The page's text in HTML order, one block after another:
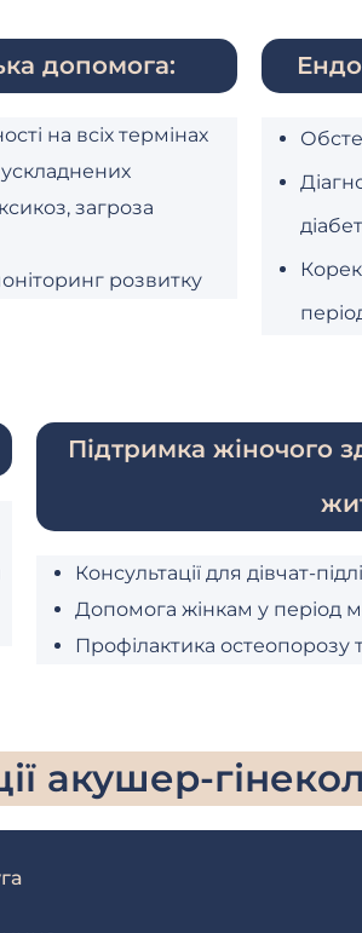
допомога:
на всіх термінах
загроза
розвитку
Підтримка жіночого
Консультації для дівчат-
Допомога жінкам у період
Профілактика остеопорозу
акушер-